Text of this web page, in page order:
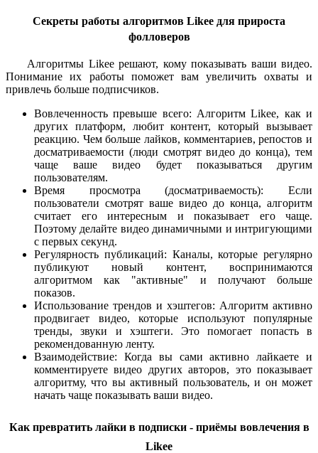
Секреты работы алгоритмов Likee для прироста
фолловеров
Алгоритмы Likee решают, кому показывать ваши видео.
Понимание их работы поможет вам увеличить охваты и
привлечь больше подписчиков.
Вовлеченность превыше всего: Алгоритм Likee, как и
других платформ, любит контент, который вызывает
реакцию. Чем больше лайков, комментариев, репостов и
досматриваемости (люди смотрят видео до конца), тем
чаще ваше видео будет показываться другим
пользователям.
Время просмотра (досматриваемость): Если
пользователи смотрят ваше видео до конца, алгоритм
считает его интересным и показывает его чаще.
Поэтому делайте видео динамичными и интригующими
с первых секунд.
Регулярность публикаций: Каналы, которые регулярно
публикуют новый контент, воспринимаются
алгоритмом как "активные" и получают больше
показов.
Использование трендов и хэштегов: Алгоритм активно
продвигает видео, которые используют популярные
тренды, звуки и хэштеги. Это помогает попасть в
рекомендованную ленту.
Взаимодействие: Когда вы сами активно лайкаете и
комментируете видео других авторов, это показывает
алгоритму, что вы активный пользователь, и он может
начать чаще показывать ваши видео.
Как превратить лайки в подписки - приёмы вовлечения в
Likee